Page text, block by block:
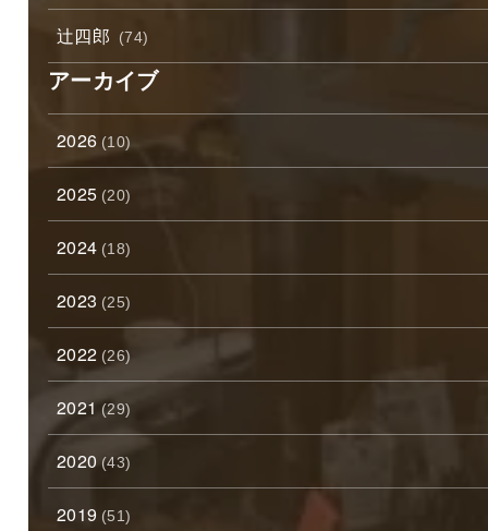
辻四郎 (74)
アーカイブ
2026 (10)
2025 (20)
2024 (18)
2023 (25)
2022 (26)
2021 (29)
2020 (43)
2019 (51)